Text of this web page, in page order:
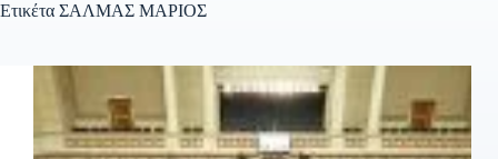
Ετικέτα ΣΑΛΜΑΣ ΜΑΡΙΟΣ